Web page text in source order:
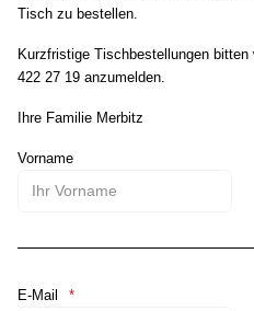
Tisch zu bestellen.
Kurzfristige Tischbestellungen
422 27 19 anzumelden.
Ihre Familie Merbitz
Vorname
E-Mail